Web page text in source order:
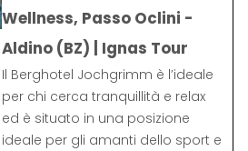
Wellness, Passo Oclini -
Aldino (BZ) | Ignas Tour
Il Berghotel Jochgrimm è l’ideale
per chi cerca tranquillità e relax
ed è situato in una posizione
ideale per gli amanti dello sport e